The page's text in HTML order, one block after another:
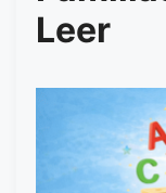
Leer